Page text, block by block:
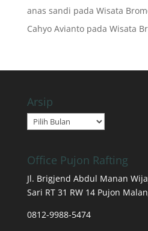
anas sandi pada Wisata
Cahyo Aviantopada Wisata
Arsip
Arsip
Office Pujon Rafting
Jl. Brigjend Abdul Manan
Sari RT 31 RW 14 Pujon
0812-9988-5474